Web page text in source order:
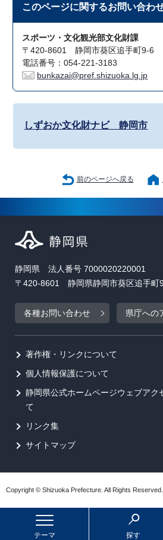
このページに関するお問い合わ
スポーツ・文化観光部文化財課
〒420-8601 静岡市葵区追手町9-6
電話番号：054-221-3183
bunkazai@pref.shizuoka.lg.jp
しずおか文化財ナビ 静岡市
前のページへ戻る
テーマ 探す
静岡県 法人番号 7000020220001
〒420-8601 静岡県静岡市葵区追手町
各種お問い合わせ 県庁への
著作権・リンクについて
個人情報保護について
静岡県公式ホームページウェブアク
て
リンク集
サイトマップ
Copyright © Shizuoka Prefecture. All Rights Reserved.